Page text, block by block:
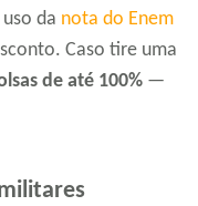
da nota do Enem
Caso tire uma
de até 100% —